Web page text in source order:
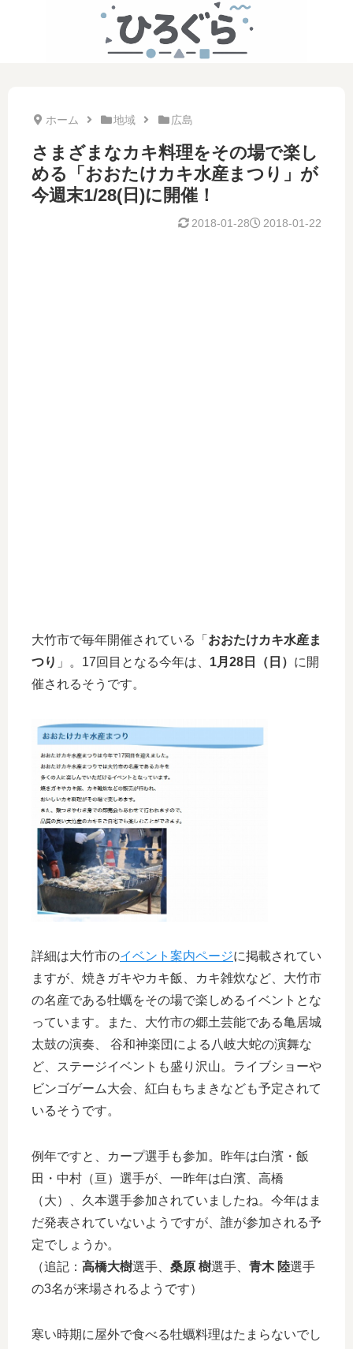
ホーム 地域 広島
さまざまなカキ料理をその場で楽し
める「おおたけカキ水産まつり」が
今週末1/28(日)に開催！
2018-01-22
2018-01-28
大竹市で毎年開催されている「 おおたけカキ水産ま
つり 」。17回目となる今年は、 1月28日（日） に開
催されるそうです。
詳細は大竹市のイベント案内ページに掲載されてい
ますが、焼きガキやカキ飯、カキ雑炊など、大竹市
の名産である牡蠣をその場で楽しめるイベントとな
っています。また、大竹市の郷土芸能である亀居城
太鼓の演奏、 谷和神楽団による八岐大蛇の演舞な
ど、ステージイベントも盛り沢山。ライブショーや
ビンゴゲーム大会、紅白もちまきなども予定されて
いるそうです。
例年ですと、カープ選手も参加。昨年は白濱・飯
田・中村（亘）選手が、一昨年は白濱、高橋
（大）、久本選手参加されていましたね。今年はま
だ発表されていないようですが、誰が参加される予
定でしょうか。
（追記： 高橋大樹選手、 桑原 樹選手、 青木 陸選手
の3名が来場されるようです）
寒い時期に屋外で食べる牡蠣料理はたまらないでし